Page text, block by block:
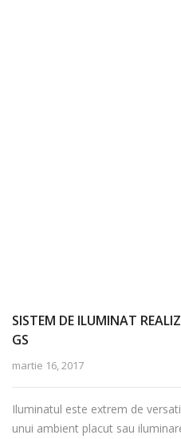
SISTEM DE ILUMINAT
GS
martie 16, 2017
Iluminatul este extrem de
unui ambient placut sau